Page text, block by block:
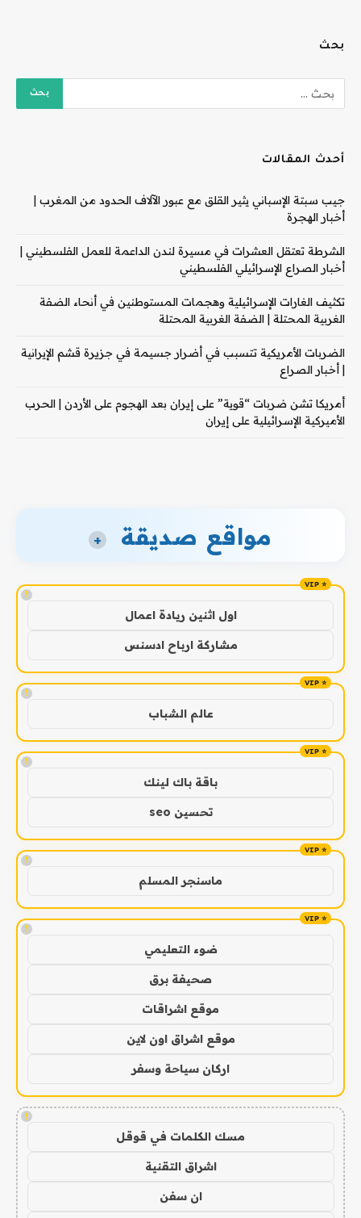
بحث
أحدث المقالات
جيب سبتة الإسباني يثير القلق مع عبور الآلاف الحدود من المغرب |
أخبار الهجرة
الشرطة تعتقل العشرات في مسيرة لندن الداعمة للعمل الفلسطيني |
أخبار الصراع الإسرائيلي الفلسطيني
تكثيف الغارات الإسرائيلية وهجمات المستوطنين في أنحاء الضفة
الغربية المحتلة | الضفة الغربية المحتلة
الضربات الأمريكية تتسبب في أضرار جسيمة في جزيرة قشم الإيرانية
| أخبار الصراع
أمريكا تشن ضربات “قوية” على إيران بعد الهجوم على الأردن | الحرب
الأميركية الإسرائيلية على إيران
مواقع صديقة +
!
اول اثنين ريادة اعمال
مشاركة ارباح ادسنس
!
عالم الشباب
!
باقة باك لينك
تحسين seo
!
ماسنجر المسلم
!
ضوء التعليمي
صحيفة برق
موقع اشراقات
موقع اشراق اون لاين
اركان سياحة وسفر
!
مسك الكلمات في قوقل
اشراق التقنية
ان سفن